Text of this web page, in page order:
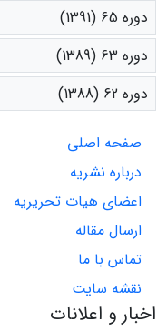
دوره 65 (1391)
دوره 63 (1389)
دوره 62 (1388)
صفحه اصلی
درباره نشریه
اعضای هیات تحریریه
ارسال مقاله
تماس با ما
نقشه سایت
اخبار و اعلانات